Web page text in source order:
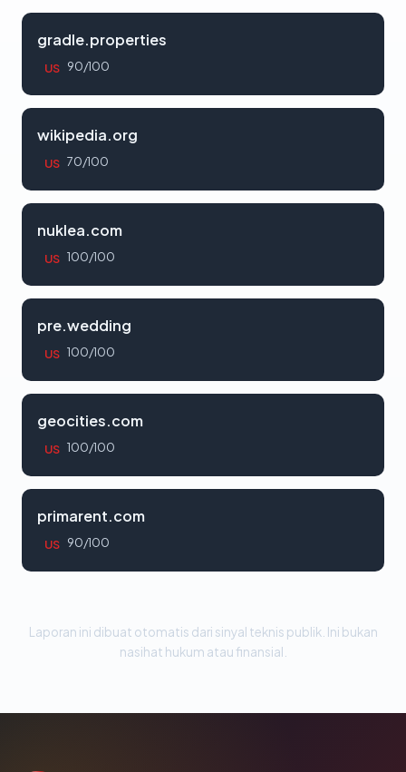
gradle.properties
US 90/100
wikipedia.org
US 70/100
nuklea.com
US 100/100
pre.wedding
US 100/100
geocities.com
US 100/100
primarent.com
US 90/100
Laporan ini dibuat otomatis dari sinyal teknis publik. Ini bukan
nasihat hukum atau finansial.